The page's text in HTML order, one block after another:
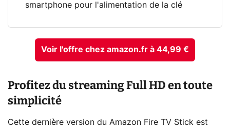
smartphone pour l'alimentation de la clé
Voir l'offre chez amazon.fr à 44,99 €
Profitez du streaming Full HD en toute
simplicité
Cette dernière version du Amazon Fire TV Stick est